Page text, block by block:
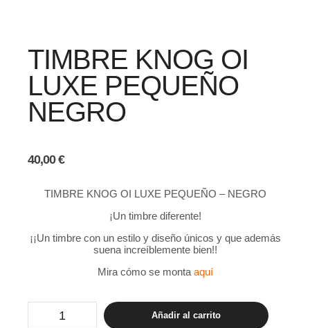
TIMBRE KNOG OI
LUXE PEQUEÑO
NEGRO
40,00€
TIMBRE KNOG OI LUXE PEQUEÑO – NEGRO
¡Un timbre diferente!
¡¡Un timbre con un estilo y diseño únicos y que además
suena increíblemente bien!!
Mira cómo se monta aquí
Añadir al carrito